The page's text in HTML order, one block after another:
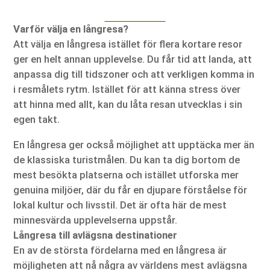
Varför välja en långresa?
Att välja en långresa istället för flera kortare resor
ger en helt annan upplevelse. Du får tid att landa, att
anpassa dig till tidszoner och att verkligen komma in
i resmålets rytm. Istället för att känna stress över
att hinna med allt, kan du låta resan utvecklas i sin
egen takt.
En långresa ger också möjlighet att upptäcka mer än
de klassiska turistmålen. Du kan ta dig bortom de
mest besökta platserna och istället utforska mer
genuina miljöer, där du får en djupare förståelse för
lokal kultur och livsstil. Det är ofta här de mest
minnesvärda upplevelserna uppstår.
Långresa till avlägsna destinationer
En av de största fördelarna med en långresa är
möjligheten att nå några av världens mest avlägsna